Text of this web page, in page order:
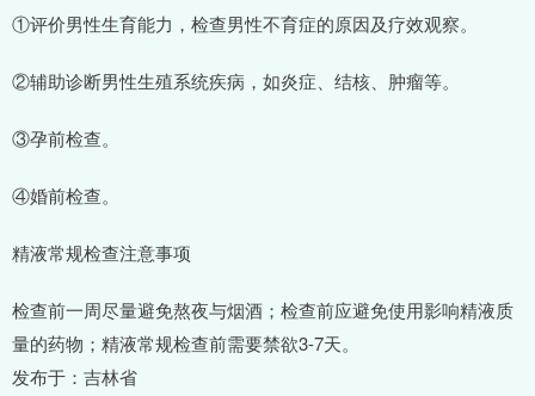
①评价男性生育能力，检查男性不育症的原因及疗效观察。
②辅助诊断男性生殖系统疾病，如炎症、结核、肿瘤等。
③孕前检查。
④婚前检查。
精液常规检查注意事项
检查前一周尽量避免熬夜与烟酒；检查前应避免使用影响精液质
量的药物；精液常规检查前需要禁欲3-7天。
发布于：吉林省